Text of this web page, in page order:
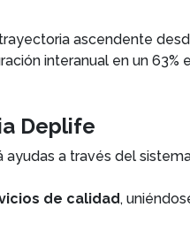
ascendente
interanual en un 63%
Deplife
a través del
de calidad,